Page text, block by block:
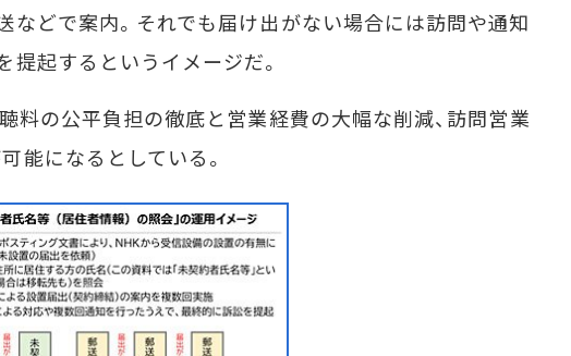
などで案内。それでも届け出がない場合には訪問や通知
提起するというイメージだ。
料の公平負担の徹底と営業経費の大幅な削減、訪問営業
能になるとしている。